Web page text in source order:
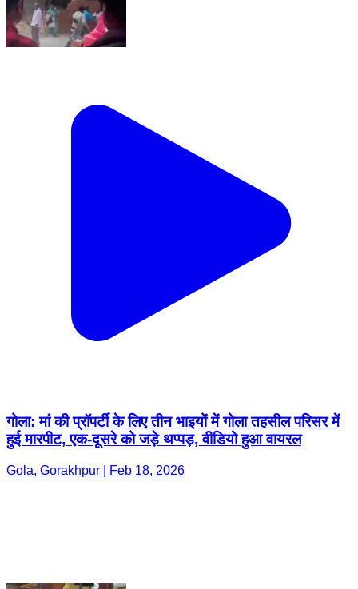
गोला: मां की प्रॉपर्टी के लिए तीन भाइयों में गोला तहसील परिसर में
हुई मारपीट, एक-दूसरे को जड़े थप्पड़, वीडियो हुआ वायरल
Gola, Gorakhpur | Feb 18, 2026